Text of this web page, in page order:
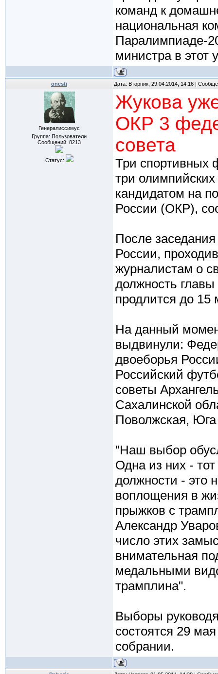
команд к
национальная
Паралимпиаде-
министра в этот
onesti Дата: Вторник, 29.04.2014, 14:16 |
Генералиссимус
Группа: Пользователи
Сообщений: 8213
Статус:
Жукова
ОКР 3
совета
Три спортивных
три
кандидатом на
России (ОКР),
После
России,
журналистам о
должность
продлится до 15
На данный
выдвинули:
двоеборья
Российский
советы
Сахалинской
Поволжская,
"Наш выбор
Одна из них -
должности - это
воплощения в
прыжков с
Александр
число этих
внимательная
медальными
трамплина".
Выборы
состоятся 29
собрании.